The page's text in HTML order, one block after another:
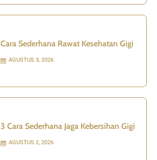
Cara Sederhana Rawat Kesehatan Gigi
AGUSTUS 3, 2026
3 Cara Sederhana Jaga Kebersihan Gigi
AGUSTUS 2, 2026